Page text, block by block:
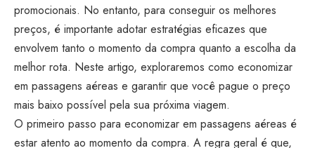
promocionais. No entanto, para conseguir os melhores
preços, é importante adotar estratégias eficazes que
envolvem tanto o momento da compra quanto a escolha da
melhor rota. Neste artigo, exploraremos como economizar
em passagens aéreas e garantir que você pague o preço
mais baixo possível pela sua próxima viagem.
O primeiro passo para economizar em passagens aéreas é
estar atento ao momento da compra. A regra geral é que,